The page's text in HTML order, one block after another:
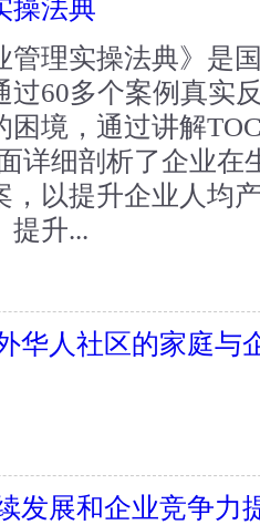
操法典
理实操法典》是
过60多个案例真实
困境，通过讲解
详细剖析了企业在
，以提升企业人均
提升...
华人社区的家庭与
发展和企业竞争力